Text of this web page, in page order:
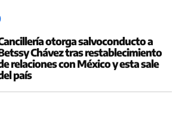
otorga salvoconducto a
Chávez tras restablecimiento
relaciones con México y esta sale
país